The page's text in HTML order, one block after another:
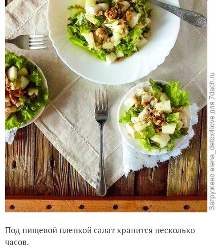
Под пищевой пленкой салат хранится несколько
часов.